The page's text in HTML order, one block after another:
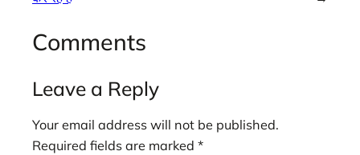
Comments
Leave a Reply
Your email address will not be published.
Required fields are marked *